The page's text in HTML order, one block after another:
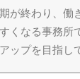
が終わり、働
くなる事務所
ップを目指し